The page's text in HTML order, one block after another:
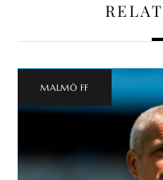
MALMÖ FF